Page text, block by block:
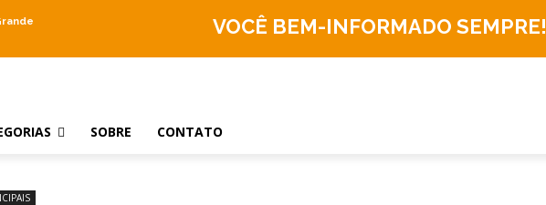
VOCÊ BEM-INFORMADO SEMPRE!
SOBRE CONTATO